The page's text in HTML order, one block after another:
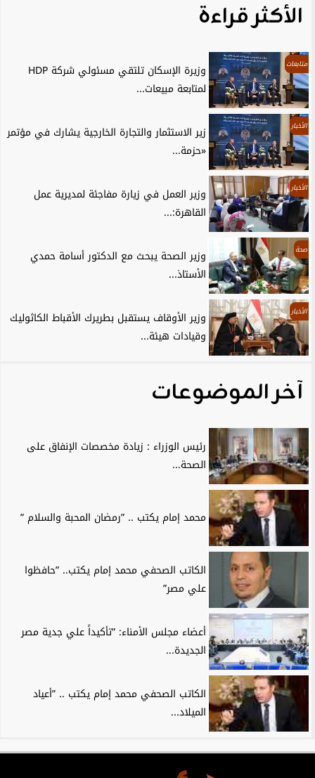
الأكثر قراءة
متابعات
وزيرة الإسكان تلتقي مسئولي شركة HDP
لمتابعة مبيعات...
الأخبار
زير الاستثمار والتجارة الخارجية يشارك في مؤتمر
«حزمة...
الأخبار
وزير العمل في زيارة مفاجئة لمديرية عمل
القاهرة:...
صحة
وزير الصحة يبحث مع الدكتور أسامة حمدي
الأستاذ...
الأخبار
وزير الأوقاف يستقبل بطريرك الأقباط الكاثوليك
وقيادات هيئة...
آخر الموضوعات
رئيس الوزراء : زيادة مخصصات الإنفاق على
الصحة...
محمد إمام يكتب .. ”رمضان المحبة والسلام ”
الكاتب الصحفي محمد إمام يكتب.. ”حافظوا
علي مصر”
أعضاء مجلس الأمناء: ”تأكيداً علي جدية مصر
الجديدة...
الكاتب الصحفي محمد إمام يكتب .. ”أعياد
الميلاد...